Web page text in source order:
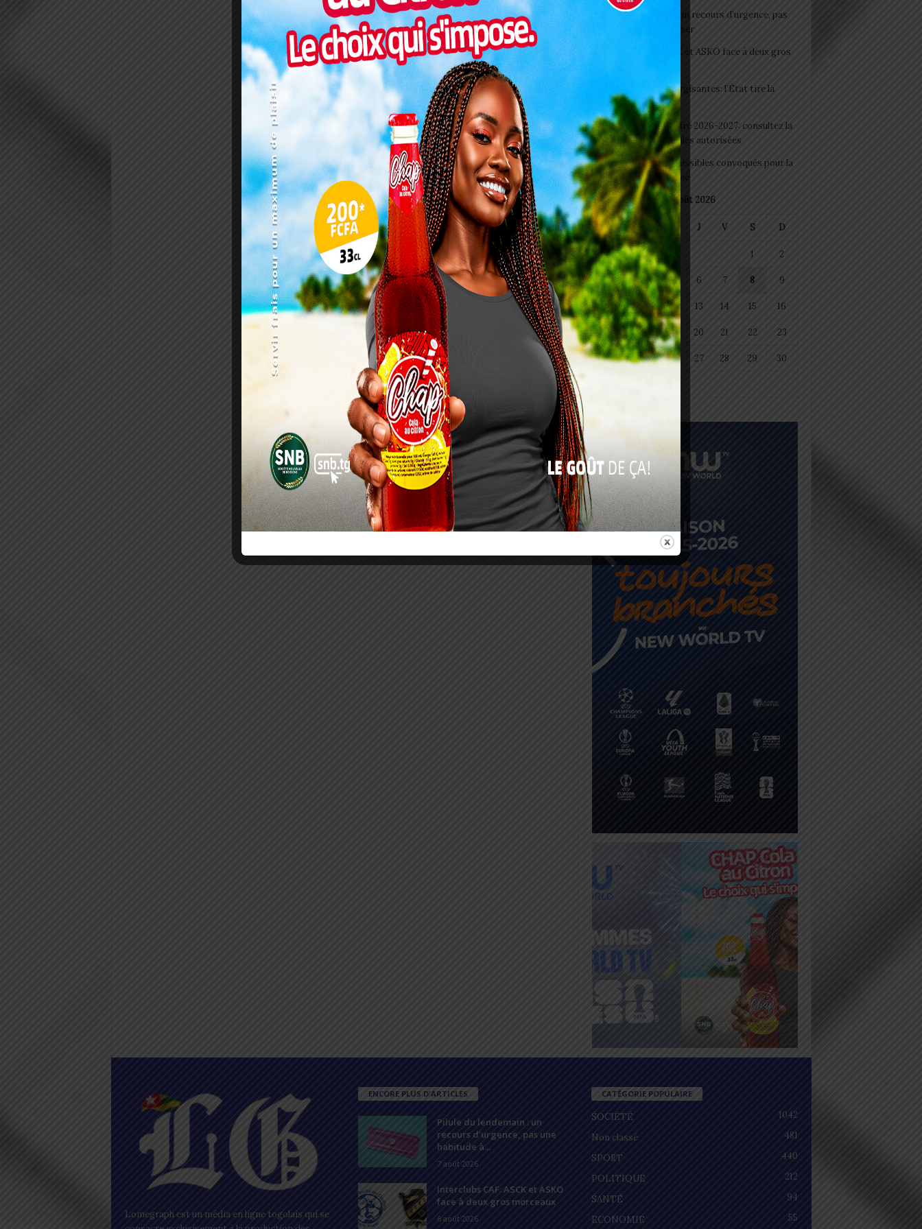
Pilule du lendemain : un recours d’urgence, pas
une habitude à banaliser
Interclubs CAF: ASCK et ASKO face à deux gros
Togo/ Boissons énergisantes: l’État tire la
sonnette d’alarme
Togo/ Rentrée scolaire 2026-2027: consultez la
liste officielle des écoles autorisées
ESSAL 2026 : les admissibles convoqués pour la
visite médicale à Lomé
août 2026
L M M J V S D
1 2
3 4 5 6 7 8 9
10 11 12 13 14 15 16
17 18 19 20 21 22 23
24 25 26 27 28 29 30
Lomegraph est un média en ligne togolais qui se
ENCORE PLUS D'ARTICLES
Pilule du lendemain : un
recours d’urgence, pas une
habitude à...
7 août 2026
Interclubs CAF: ASCK et ASKO
face à deux gros morceaux
6 août 2026
CATÉGORIE POPULAIRE
SOCIÉTÉ
1042
Non classé
481
SPORT
440
POLITIQUE
212
SANTÉ
94
ECONOMIE
55